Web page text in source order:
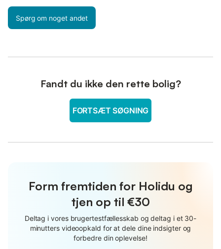
Spørg om noget andet
Fandt du ikke den rette bolig?
FORTSÆT SØGNING
Form fremtiden for Holidu og
tjen op til €30
Deltag i vores brugertestfællesskab og deltag i et 30-
minutters videoopkald for at dele dine indsigter og
forbedre din oplevelse!